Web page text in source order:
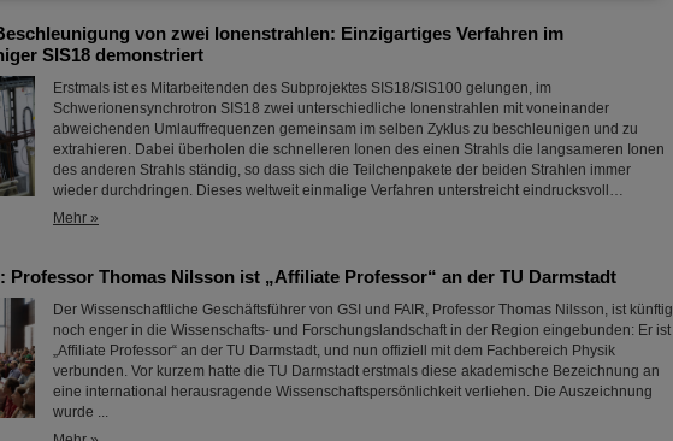
von zwei Ionenstrahlen: Einzigartiges Verfahren im
SIS18 demonstriert
Erstmals ist es Mitarbeitenden des Subprojektes SIS18/SIS100 gelungen, im
Schwerionensynchrotron SIS18 zwei unterschiedliche Ionenstrahlen mit voneinander
abweichenden Umlauffrequenzen gemeinsam im selben Zyklus zu beschleunigen und zu
extrahieren. Dabei überholen die schnelleren Ionen des einen Strahls die langsameren Ionen
des anderen Strahls ständig, so dass sich die Teilchenpakete der beiden Strahlen immer
wieder durchdringen. Dieses weltweit einmalige Verfahren unterstreicht eindrucksvoll…
Mehr »
Professor Thomas Nilsson ist „Affiliate Professor“ an der TU Darmstadt
Der Wissenschaftliche Geschäftsführer von GSI und FAIR, Professor Thomas Nilsson, ist künftig
noch enger in die Wissenschafts- und Forschungslandschaft in der Region eingebunden: Er ist
„Affiliate Professor“ an der TU Darmstadt, und nun offiziell mit dem Fachbereich Physik
verbunden. Vor kurzem hatte die TU Darmstadt erstmals diese akademische Bezeichnung an
eine international herausragende Wissenschaftspersönlichkeit verliehen. Die Auszeichnung
wurde ...